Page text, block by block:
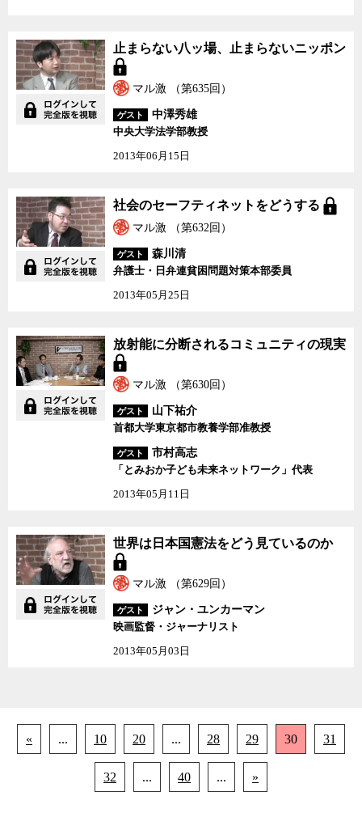
止まらない八ッ場、止ま
らないニッポン
止まらない八ッ場、止まらないニッポン
マル激 （第635回）
ゲスト
中澤秀雄
中央大学法学部教授
2013年06月15日
社会のセーフティネット
をどうする
社会のセーフティネットをどうする
マル激 （第632回）
ゲスト
森川清
弁護士・日弁連貧困問題対策本部委員
2013年05月25日
放射能に分断されるコミ
ュニティの現実
放射能に分断されるコミュニティの現実
マル激 （第630回）
ゲスト
山下祐介
首都大学東京都市教養学部准教授
ゲスト
市村高志
「とみおか子ども未来ネットワーク」代表
2013年05月11日
世界は日本国憲法をどう
見ているのか
世界は日本国憲法をどう見ているのか
マル激 （第629回）
ゲスト
ジャン・ユンカーマン
映画監督・ジャーナリスト
2013年05月03日
« ... 10 20 ... 28 29 30 31
32 ... 40 ... »